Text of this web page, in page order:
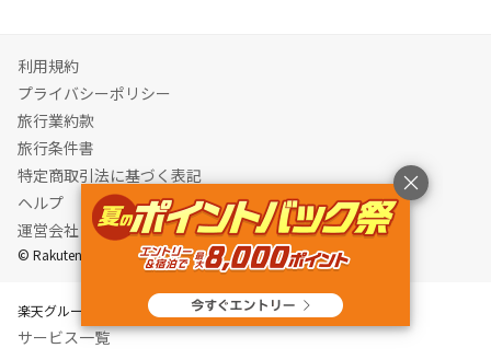
利用規約
プライバシーポリシー
旅行業約款
旅行条件書
特定商取引法に基づく表記
ヘルプ
運営会社
© Rakuten Group, Inc.
楽天グループ
サービス一覧